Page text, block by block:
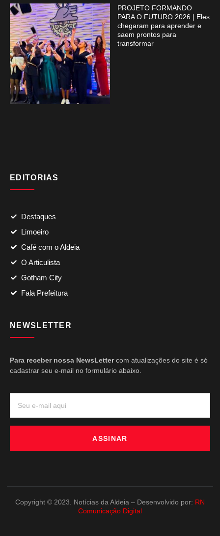
PROJETO FORMANDO
PARA O FUTURO 2026 | Eles
chegaram para aprender e
saem prontos para
transformar
EDITORIAS
Destaques
Limoeiro
Café com o Aldeia
O Articulista
Gotham City
Fala Prefeitura
NEWSLETTER
Para receber nossa NewsLettercom atualizações do site é só
cadastrar seu e-mail no formulário abaixo.
ASSINAR
Copyright © 2023. Notícias da Aldeia – Desenvolvido por: RN
Comunicação Digital